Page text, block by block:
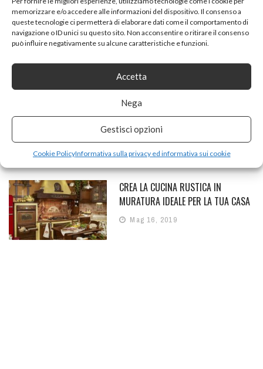
memorizzare e/o accedere alle informazioni del dispositivo. Il consenso a
queste tecnologie ci permetterà di elaborare dati come il comportamento di
navigazione o ID unici su questo sito. Non acconsentire o ritirare il consenso
può influire negativamente su alcune caratteristiche e funzioni.
Accetta
Nega
Gestisci opzioni
Cookie PolicyInformativa sulla privacy ed informativa sui cookie
LAVELLO IN FRAGRANITE O IN
ACCIAIO, MATERIALI A CONFRONTO
CUCINA MODERNA O
CONTEMPORANEA: UN’IMPORTANTE
DIFFERENZA DI STILE
Giu 13, 2019
CREA LA CUCINA RUSTICA IN
MURATURA IDEALE PER LA TUA CASA
Mag 16, 2019